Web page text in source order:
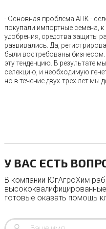
- Основная проблема АПК -
покупали импортные семена,
удобрения, средства защиты
развивались. Да,
были востребованы
эту тенденцию. В результате
селекцию, и необходимую
но в течение двух-трех лет мы
У ВАС ЕСТЬ
В компании ЮгАгроХим
готовые оказать помощь